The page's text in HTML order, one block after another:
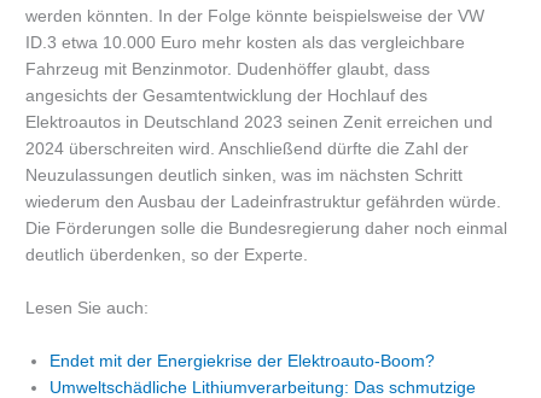
werden könnten. In der Folge könnte beispielsweise der VW
ID.3 etwa 10.000 Euro mehr kosten als das vergleichbare
Fahrzeug mit Benzinmotor. Dudenhöffer glaubt, dass
angesichts der Gesamtentwicklung der Hochlauf des
Elektroautos in Deutschland 2023 seinen Zenit erreichen und
2024 überschreiten wird. Anschließend dürfte die Zahl der
Neuzulassungen deutlich sinken, was im nächsten Schritt
wiederum den Ausbau der Ladeinfrastruktur gefährden würde.
Die Förderungen solle die Bundesregierung daher noch einmal
deutlich überdenken, so der Experte.
Lesen Sie auch:
Endet mit der Energiekrise der Elektroauto-Boom?
Umweltschädliche Lithiumverarbeitung: Das schmutzige